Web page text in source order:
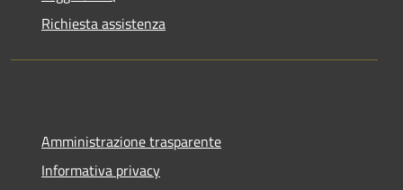
Richiesta assistenza
Amministrazione trasparente
Informativa privacy